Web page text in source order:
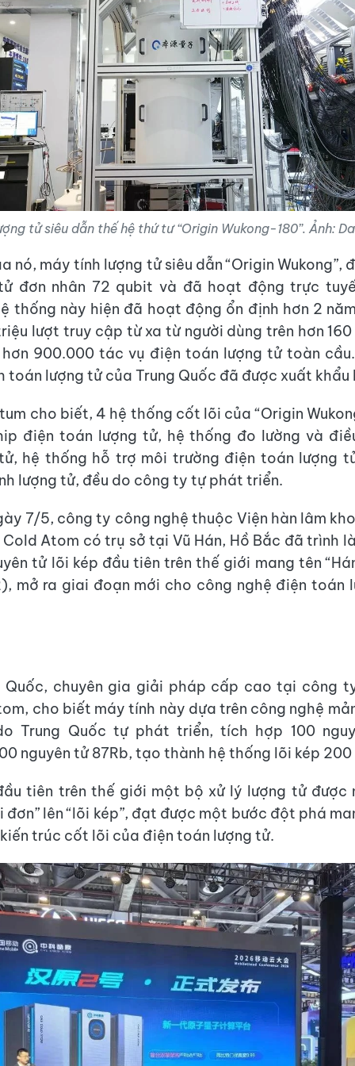
tử siêu dẫn thế hệ thứ tư “Origin Wukong-180”. Ảnh:
nó, máy tính lượng tử siêu dẫn “Origin Wukong”,
đơn nhân 72 qubit và đã hoạt động trực
thống này hiện đã hoạt động ổn định hơn 2
lượt truy cập từ xa từ người dùng trên hơn
900.000 tác vụ điện toán lượng tử toàn
toán lượng tử của Trung Quốc đã được xuất khẩu
cho biết, 4 hệ thống cốt lõi của “Origin
điện toán lượng tử, hệ thống đo lường và
hệ thống hỗ trợ môi trường điện toán lượng
lượng tử, đều do công ty tự phát triển.
7/5, công ty công nghệ thuộc Viện hàn lâm
Atom có trụ sở tại Vũ Hán, Hồ Bắc đã trình
tử lõi kép đầu tiên trên thế giới mang tên
mở ra giai đoạn mới cho công nghệ điện toán
Quốc, chuyên gia giải pháp cấp cao tại công
cho biết máy tính này dựa trên công nghệ
Trung Quốc tự phát triển, tích hợp 100
nguyên tử 87Rb, tạo thành hệ thống lõi kép
tiên trên thế giới một bộ xử lý lượng tử được
đơn” lên “lõi kép”, đạt được một bước đột phá
​​trúc cốt lõi của điện toán lượng tử.